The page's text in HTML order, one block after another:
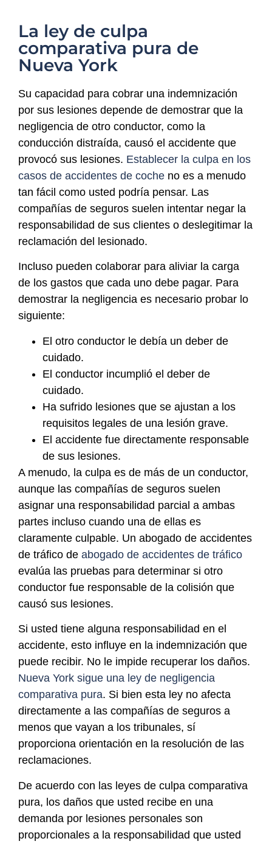
La ley de culpa
comparativa pura de
Nueva York
Su capacidad para cobrar una indemnización
por sus lesiones depende de demostrar que la
negligencia de otro conductor, como la
conducción distraída, causó el accidente que
provocó sus lesiones. Establecer la culpa en los
casos de accidentes de coche no es a menudo
tan fácil como usted podría pensar. Las
compañías de seguros suelen intentar negar la
responsabilidad de sus clientes o deslegitimar la
reclamación del lesionado.
Incluso pueden colaborar para aliviar la carga
de los gastos que cada uno debe pagar. Para
demostrar la negligencia es necesario probar lo
siguiente:
El otro conductor le debía un deber de
cuidado.
El conductor incumplió el deber de
cuidado.
Ha sufrido lesiones que se ajustan a los
requisitos legales de una lesión grave.
El accidente fue directamente responsable
de sus lesiones.
A menudo, la culpa es de más de un conductor,
aunque las compañías de seguros suelen
asignar una responsabilidad parcial a ambas
partes incluso cuando una de ellas es
claramente culpable. Un abogado de accidentes
de tráfico de abogado de accidentes de tráfico
evalúa las pruebas para determinar si otro
conductor fue responsable de la colisión que
causó sus lesiones.
Si usted tiene alguna responsabilidad en el
accidente, esto influye en la indemnización que
puede recibir. No le impide recuperar los daños.
Nueva York sigue una ley de negligencia
comparativa pura. Si bien esta ley no afecta
directamente a las compañías de seguros a
menos que vayan a los tribunales, sí
proporciona orientación en la resolución de las
reclamaciones.
De acuerdo con las leyes de culpa comparativa
pura, los daños que usted recibe en una
demanda por lesiones personales son
proporcionales a la responsabilidad que usted